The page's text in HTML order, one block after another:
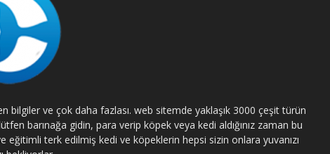
bilgiler ve çok daha fazlası. web sitemde yaklaşık 3000 çeşit türün
barınağa gidin, para verip köpek veya kedi aldığınız zaman bu
eğitimli terk edilmiş kedi ve köpeklerin hepsi sizin onlara yuvanızı